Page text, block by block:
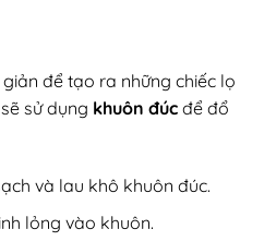
để tạo ra những chiếc lọ
sử dụng khuôn đúc để đổ
và lau khô khuôn đúc.
lỏng vào khuôn.